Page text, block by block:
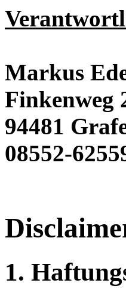
Markus
Finkenweg
94481
08552-
1.